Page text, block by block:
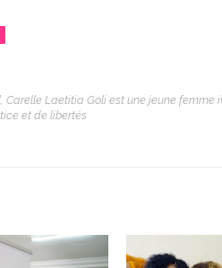
Laetitia Goli est une jeune femme
et de libertés